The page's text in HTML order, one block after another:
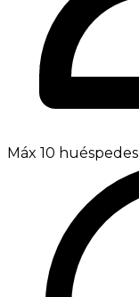
Máx 10 huéspedes